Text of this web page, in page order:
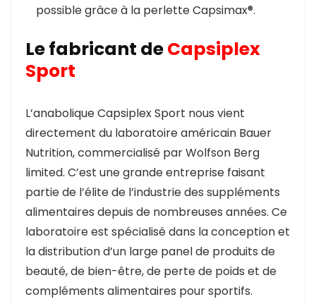
possible grâce à la perlette Capsimax®.
Le fabricant deCapsiplex
Sport
L’anabolique Capsiplex Sport nous vient
directement du laboratoire américain Bauer
Nutrition, commercialisé par Wolfson Berg
limited. C’est une grande entreprise faisant
partie de l’élite de l’industrie des suppléments
alimentaires depuis de nombreuses années. Ce
laboratoire est spécialisé dans la conception et
la distribution d’un large panel de produits de
beauté, de bien-être, de perte de poids et de
compléments alimentaires pour sportifs.